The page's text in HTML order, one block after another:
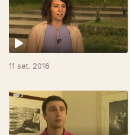
11 set. 2016